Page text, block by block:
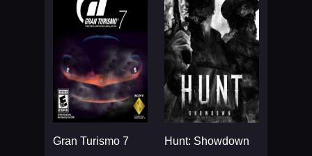
Gran Turismo 7 Hunt: Showdown